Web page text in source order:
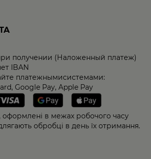
получении (Наложенный платеж)
IBAN
платежнымисистемами:
Google Pay, Apple Pay
в межах робочого часу
обробці в день їх отримання.